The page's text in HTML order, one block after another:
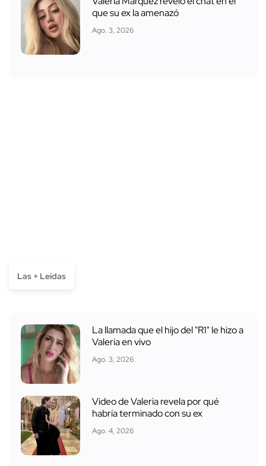
que su ex la amenazó
Ago. 3, 2026
Las + Leídas
La llamada que el hijo del "R1" le hizo a
Valeria en vivo
Ago. 3, 2026
Video de Valeria revela por qué
habría terminado con su ex
Ago. 4, 2026